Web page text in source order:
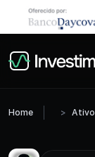
Home